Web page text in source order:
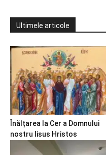
Ultimele articole
Înălțarea la Cer a Domnului
nostru Iisus Hristos